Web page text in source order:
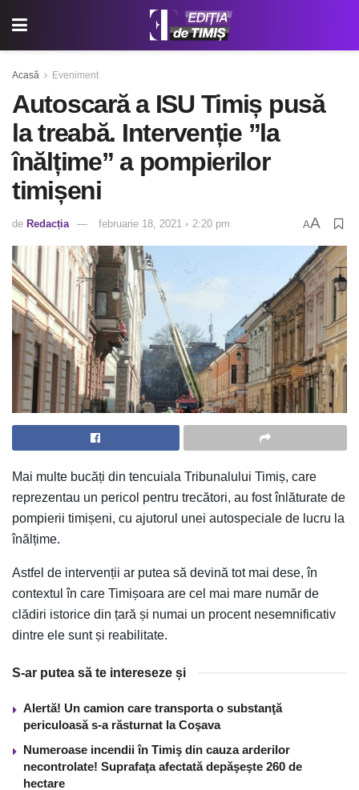
Acasă Eveniment
Autoscară a ISU Timiș pusă
la treabă. Intervenție ”la
înălțime” a pompierilor
timișeni
de Redacția februarie 18, 2021 ◦ 2:20 pm AA
Mai multe bucăți din tencuiala Tribunalului Timiș, care
reprezentau un pericol pentru trecători, au fost înlăturate de
pompierii timișeni, cu ajutorul unei autospeciale de lucru la
înălțime.
Astfel de intervenții ar putea să devină tot mai dese, în
contextul în care Timișoara are cel mai mare număr de
clădiri istorice din țară și numai un procent nesemnificativ
dintre ele sunt și reabilitate.
S-ar putea să te intereseze și
Alertă! Un camion care transporta o substanţă
periculoasă s-a răsturnat la Coşava
Numeroase incendii în Timiş din cauza arderilor
necontrolate! Suprafaţa afectată depăşeşte 260 de
hectare